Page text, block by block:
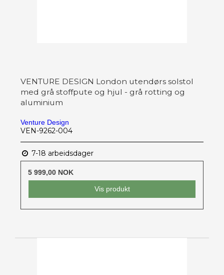
VENTURE DESIGN London utendørs solstol
med grå stoffpute og hjul - grå rotting og
aluminium
Venture Design
VEN-9262-004
7-18 arbeidsdager
5 999,00 NOK
Vis produkt